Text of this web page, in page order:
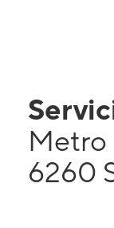
Metro
6260